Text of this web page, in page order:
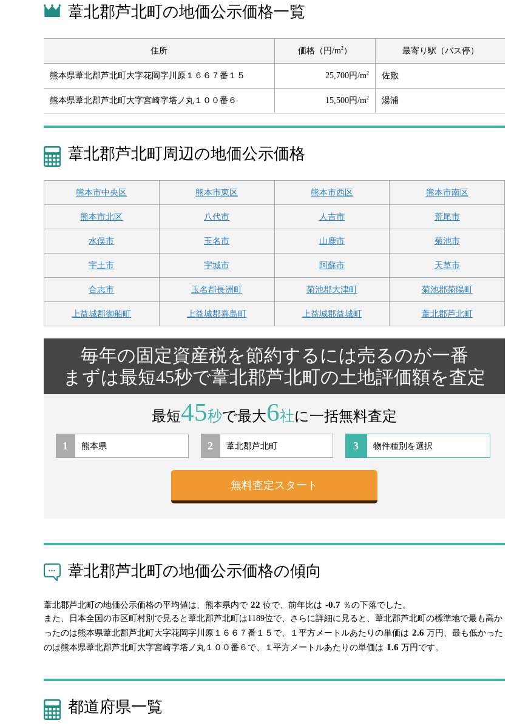
葦北郡芦北町の地価公示価格一覧
住所 価格（円/m2 ） 最寄り駅（バス停）
熊本県葦北郡芦北町大字花岡字川原１６６７番１５ 25,700円/m2 佐敷
熊本県葦北郡芦北町大字宮崎字塔ノ丸１００番６ 15,500円/m2 湯浦
葦北郡芦北町周辺の地価公示価格
熊本市中央区 熊本市東区 熊本市西区 熊本市南区
熊本市北区 八代市 人吉市 荒尾市
水俣市 玉名市 山鹿市 菊池市
宇土市 宇城市 阿蘇市 天草市
合志市 玉名郡長洲町 菊池郡大津町 菊池郡菊陽町
上益城郡御船町 上益城郡嘉島町 上益城郡益城町 葦北郡芦北町
毎年の固定資産税を節約するには売るのが一番
まずは最短45秒で葦北郡芦北町の土地評価額を査定
最短45秒で最大6社に一括無料査定
1 2 3
葦北郡芦北町の地価公示価格の傾向
葦北郡芦北町の地価公示価格の平均値は、熊本県内で 22 位で、前年比は -0.7 ％の下落でした。
また、日本全国の市区町村別で見ると葦北郡芦北町は1189位で、さらに詳細に見ると、葦北郡芦北町の標準地で最も高か
ったのは熊本県葦北郡芦北町大字花岡字川原１６６７番１５で、１平方メートルあたりの単価は 2.6 万円、最も低かった
のは熊本県葦北郡芦北町大字宮崎字塔ノ丸１００番６で、１平方メートルあたりの単価は 1.6 万円です。
都道府県一覧